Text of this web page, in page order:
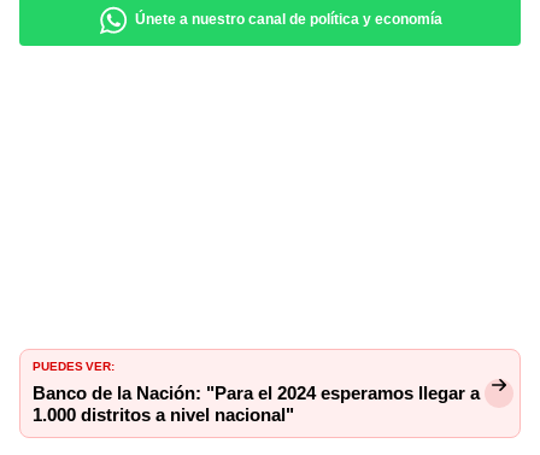
Únete a nuestro canal de política y economía
PUEDES VER:
Banco de la Nación: "Para el 2024 esperamos llegar a
1.000 distritos a nivel nacional"